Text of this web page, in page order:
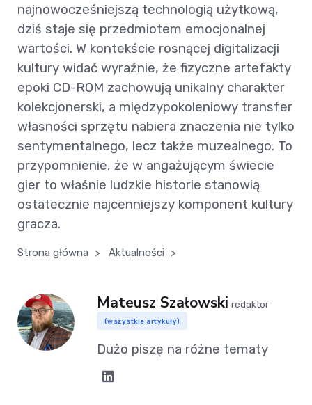
najnowocześniejszą technologią użytkową,
dziś staje się przedmiotem emocjonalnej
wartości. W kontekście rosnącej digitalizacji
kultury widać wyraźnie, że fizyczne artefakty
epoki CD-ROM zachowują unikalny charakter
kolekcjonerski, a międzypokoleniowy transfer
własności sprzętu nabiera znaczenia nie tylko
sentymentalnego, lecz także muzealnego. To
przypomnienie, że w angażującym świecie
gier to właśnie ludzkie historie stanowią
ostatecznie najcenniejszy komponent kultury
gracza.
Strona główna > Aktualności >
Mateusz Szałowski redaktor
(wszystkie artykuły)
Dużo piszę na różne tematy